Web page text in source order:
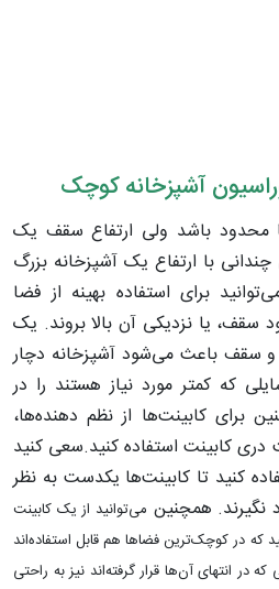
آشپزخانه کوچک
باشد ولی ارتفاع سقف یک
با ارتفاع یک آشپزخانه بزرگ
برای استفاده بهینه از فضا
سقف، یا نزدیکی آن بالا بروند. یک
سقف باعث می‌شود آشپزخانه دچار
که کمتر مورد نیاز هستند را در
برای کابینت‌ها از نظم دهنده‌ها،
کابینت‌ استفاده کنید.سعی کنید
کنید تا کابینت‌ها یکدست به نظر
نگیرند. همچنین می‌توانید از یک کابینت
که در کوچک‌ترین فضاها هم قابل استفاده‌اند
انتهای آن‌ها قرار گرفته‌اند نیز به‌ راحتی